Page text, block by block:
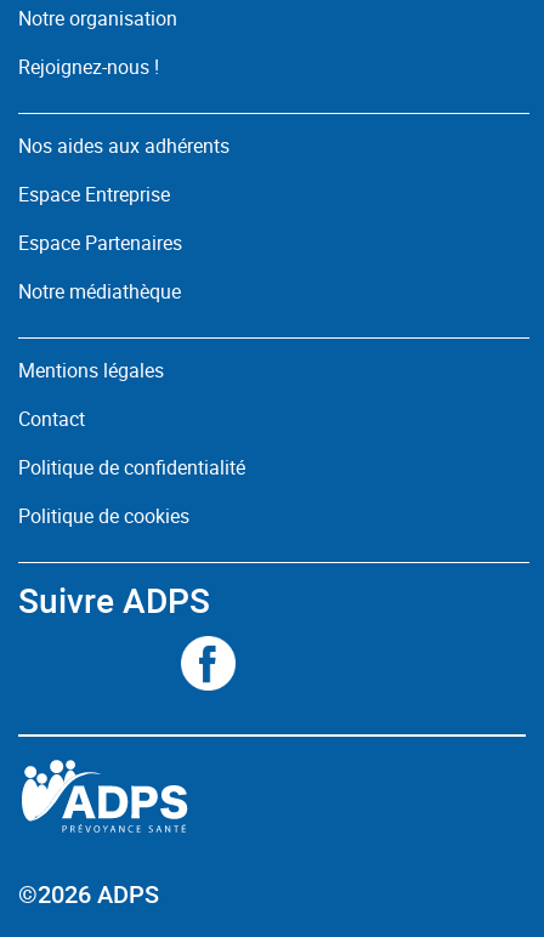
Notre organisation
Rejoignez-nous !
Nos aides aux adhérents
Espace Entreprise
Espace Partenaires
Notre médiathèque
Mentions légales
Contact
Politique de confidentialité
Politique de cookies
Suivre ADPS
©2026 ADPS